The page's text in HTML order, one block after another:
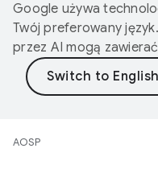
Google używa
Twój preferowany
przez AI mogą
AOSP